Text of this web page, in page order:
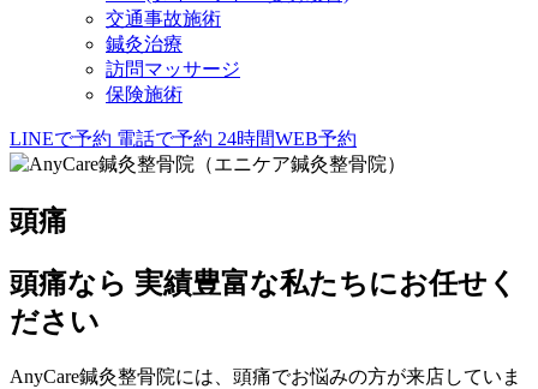
交通事故施術
鍼灸治療
訪問マッサージ
保険施術
LINEで予約 電話で予約 24時間WEB予約
頭痛
頭痛なら 実績豊富な私たちにお任せく
ださい
AnyCare鍼灸整骨院には、頭痛でお悩みの方が来店していま